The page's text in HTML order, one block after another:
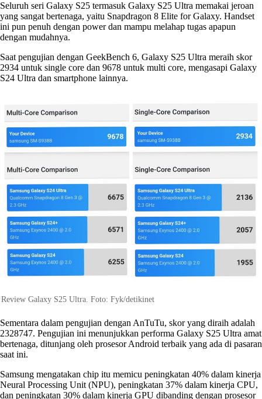
Seluruh seri Galaxy S25 termasuk Galaxy S25 Ultra memakai jeroan
yang sangat bertenaga, yaitu Snapdragon 8 Elite for Galaxy. Handset
ini pun penuh dengan power dan mampu melahap tugas apapun
dengan mudahnya.
Saat pengujian dengan GeekBench 6, Galaxy S25 Ultra meraih skor
2934 untuk single core dan 9678 untuk multi core, mengasapi Galaxy
S24 Ultra dan smartphone lainnya.
Review Galaxy S25 Ultra. Foto: Fyk/detikinet
Sementara dalam pengujian dengan AnTuTu, skor yang diraih adalah
2328747. Pengujian ini menunjukkan performa Galaxy S25 Ultra amat
bertenaga, ditunjang oleh prosesor Android terbaik yang ada di pasaran
saat ini.
Samsung mengatakan chip itu memicu peningkatan 40% dalam kinerja
Neural Processing Unit (NPU), peningkatan 37% dalam kinerja CPU,
dan peningkatan 30% dalam kinerja GPU dibanding dengan prosesor